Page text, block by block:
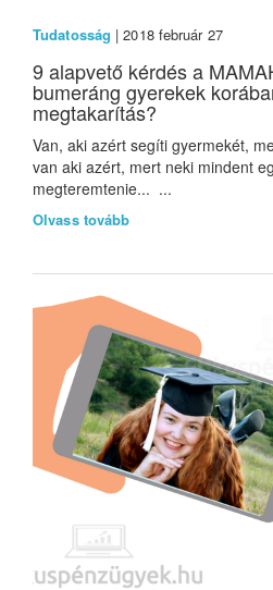
Tudatosság | 2018 február 27
9 alapvető kérdés a
bumeráng gyerekek
megtakarítás?
Van, aki azért segíti gyermekét,
van aki azért, mert neki mindent
megteremtenie... ...
Olvass tovább